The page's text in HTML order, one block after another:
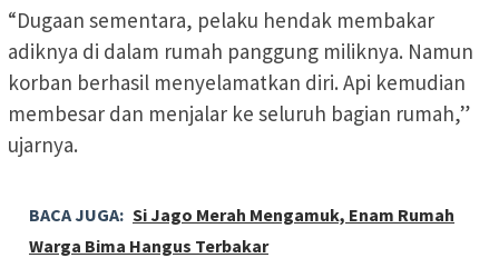
“Dugaan sementara, pelaku hendak membakar
adiknya di dalam rumah panggung miliknya. Namun
korban berhasil menyelamatkan diri. Api kemudian
membesar dan menjalar ke seluruh bagian rumah,”
ujarnya.
BACA JUGA: Si Jago Merah Mengamuk, Enam Rumah
Warga Bima Hangus Terbakar